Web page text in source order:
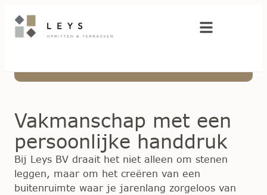
Vakmanschap met een
persoonlijke handdruk
Bij Leys BV draait het niet alleen om stenen
leggen, maar om het creëren van een
buitenruimte waar je jarenlang zorgeloos van